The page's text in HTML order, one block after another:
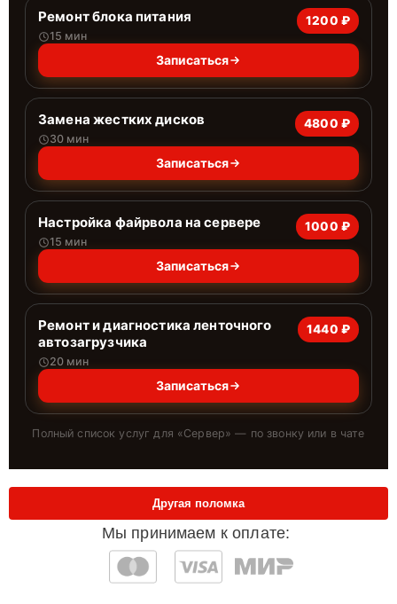
Ремонт блока питания
15 мин
1200 ₽
Записаться
Замена жестких дисков
30 мин
4800 ₽
Записаться
Настройка файрвола на сервере
15 мин
1000 ₽
Записаться
Ремонт и диагностика ленточного
автозагрузчика
20 мин
1440 ₽
Записаться
Полный список услуг для «Сервер» — по звонку или в чате
Мы принимаем к оплате:
Другая поломка